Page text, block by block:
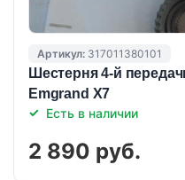
Артикул: 317011380101
Шестерня 4-й
Emgrand X7
Есть в наличии
2 890 руб.